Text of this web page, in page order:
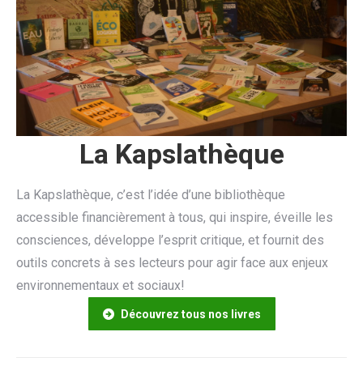
La Kapslathèque
La Kapslathèque, c’est l’idée d’une bibliothèque
accessible financièrement à tous, qui inspire, éveille les
consciences, développe l’esprit critique, et fournit des
outils concrets à ses lecteurs pour agir face aux enjeux
environnementaux et sociaux!
Découvrez tous nos livres